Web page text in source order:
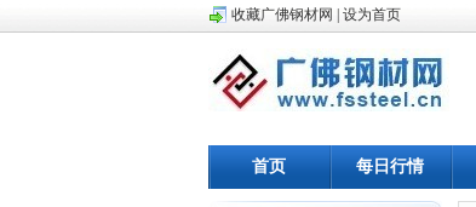
收藏广佛钢材网 设为首页
首页 每日行情